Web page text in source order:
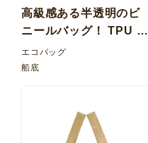
高級感ある半透明のビ
ニールバッグ！ TPU 梨
地 マルシェ型バッグ
エコバッグ
船底